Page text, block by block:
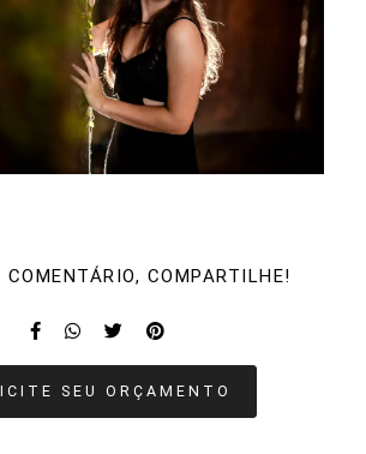
COMENTÁRIO, COMPARTILHE!
SEU ORÇAMENTO